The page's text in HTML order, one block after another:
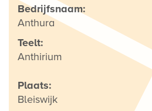
Bedrijfsnaam:
Anthura
Teelt:
Anthirium
Plaats:
Bleiswijk